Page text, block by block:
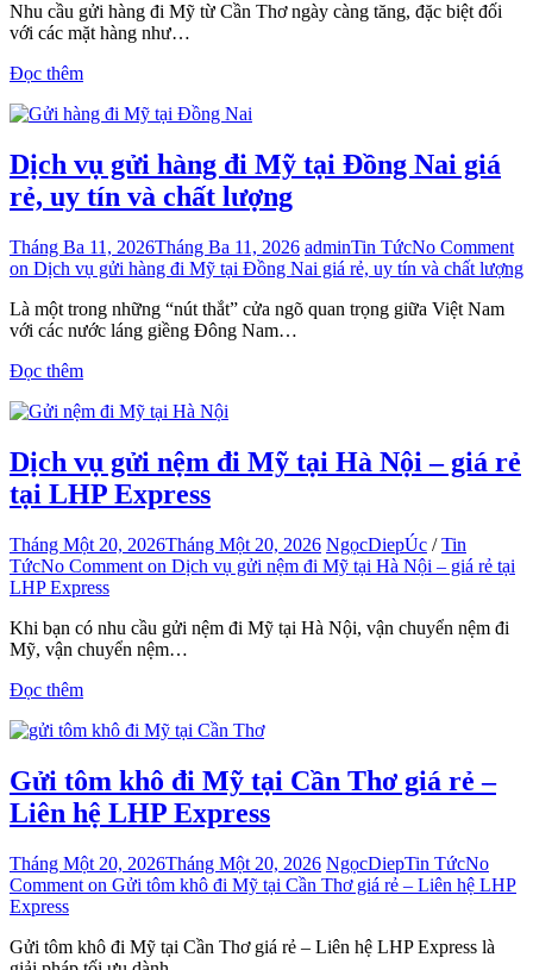
Nhu cầu gửi hàng đi Mỹ từ Cần Thơ ngày càng tăng, đặc biệt đối
với các mặt hàng như…
Đọc thêm
Dịch vụ gửi hàng đi Mỹ tại Đồng Nai giá
rẻ, uy tín và chất lượng
Tháng Ba 11, 2026Tháng Ba 11, 2026 adminTin TứcNo Comment
on Dịch vụ gửi hàng đi Mỹ tại Đồng Nai giá rẻ, uy tín và chất lượng
Là một trong những “nút thắt” cửa ngõ quan trọng giữa Việt Nam
với các nước láng giềng Đông Nam…
Đọc thêm
Dịch vụ gửi nệm đi Mỹ tại Hà Nội – giá rẻ
tại LHP Express
Tháng Một 20, 2026Tháng Một 20, 2026 NgọcDiepÚc /Tin
TứcNo Comment on Dịch vụ gửi nệm đi Mỹ tại Hà Nội – giá rẻ tại
LHP Express
Khi bạn có nhu cầu gửi nệm đi Mỹ tại Hà Nội, vận chuyển nệm đi
Mỹ, vận chuyển nệm…
Đọc thêm
Gửi tôm khô đi Mỹ tại Cần Thơ giá rẻ –
Liên hệ LHP Express
Tháng Một 20, 2026Tháng Một 20, 2026 NgọcDiepTin TứcNo
Comment on Gửi tôm khô đi Mỹ tại Cần Thơ giá rẻ – Liên hệ LHP
Express
Gửi tôm khô đi Mỹ tại Cần Thơ giá rẻ – Liên hệ LHP Express là